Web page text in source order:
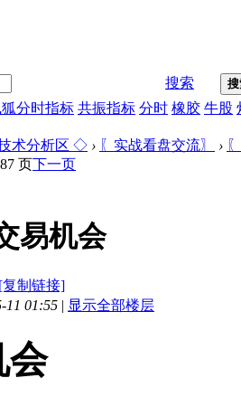
搜索
分时指标 共振指标 分时 橡胶 牛股
术分析区 ◇ › 〖实战看盘交流〗 ›
页下一页
易机会
[复制链接]
11 01:55 | 显示全部楼层
会